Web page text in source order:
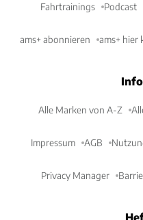
Fahrtrainings Podcast
ams+ abonnieren ams+ hier
Alle Marken von A-Z
Impressum AGB
Privacy Manager